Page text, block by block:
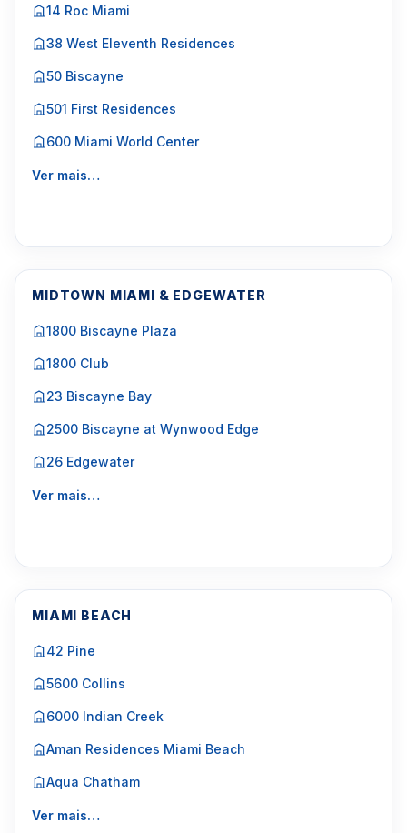
14 Roc Miami
38 West Eleventh Residences
50 Biscayne
501 First Residences
600 Miami World Center
Ver mais…
MIDTOWN MIAMI & EDGEWATER
1800 Biscayne Plaza
1800 Club
23 Biscayne Bay
2500 Biscayne at Wynwood Edge
26 Edgewater
Ver mais…
MIAMI BEACH
42 Pine
5600 Collins
6000 Indian Creek
Aman Residences Miami Beach
Aqua Chatham
Ver mais…